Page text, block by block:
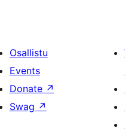
Osallistu
Events
Donate ↗
Swag ↗